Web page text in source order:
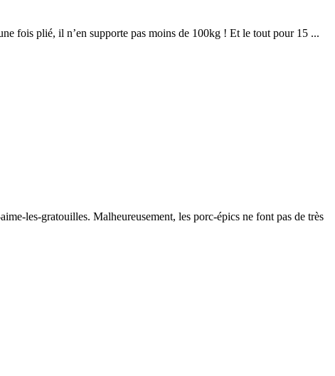
fois plié, il n’en supporte pas moins de 100kg ! Et le tout pour 15 ...
les-gratouilles. Malheureusement, les porc-épics ne font pas de très